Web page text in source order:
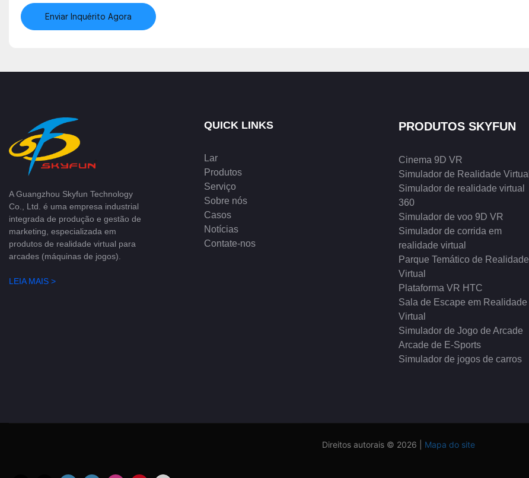
Enviar Inquérito Agora
A Guangzhou Skyfun Technology
Co., Ltd. é uma empresa industrial
integrada de produção e gestão de
marketing, especializada em
produtos de realidade virtual para
arcades (máquinas de jogos).
LEIA MAIS >
QUICK LINKS
Lar
Produtos
Serviço
Sobre nós
Casos
Notícias
Contate-nos
PRODUTOS SKYFUN
Cinema 9D VR
Simulador de Realidade Virtual
Simulador de realidade virtual
360
Simulador de voo 9D VR
Simulador de corrida em
realidade virtual
Parque Temático de Realidade
Virtual
Plataforma VR HTC
Sala de Escape em Realidade
Virtual
Simulador de Jogo de Arcade
Arcade de E-Sports
Simulador de jogos de carros
Direitos autorais © 2026 | Mapa do site